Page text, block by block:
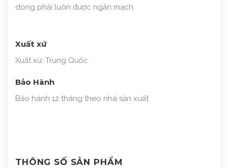
dòng phải luôn được ngắn mạch.
Xuất xứ
Xuất xứ: Trung Quốc
Bảo Hành
Bảo hành 12 tháng theo nhà sản xuất
THÔNG SỐ SẢN PHẨM